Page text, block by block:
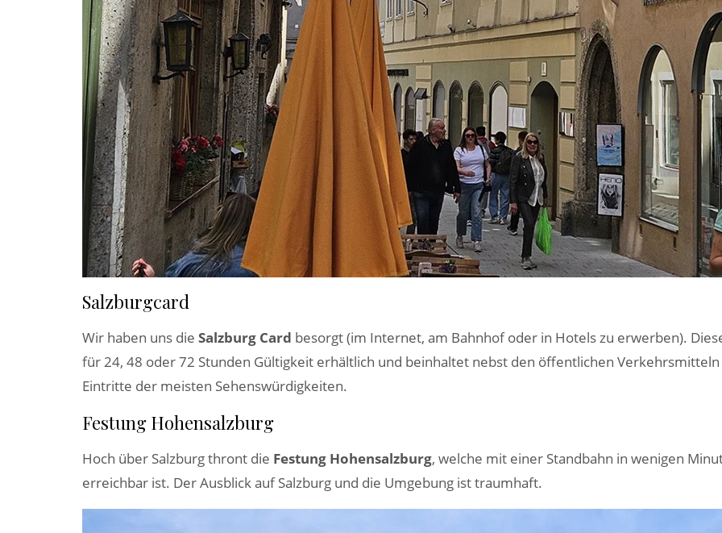
Salzburgcard
Wir haben uns die Salzburg Card besorgt (im Internet, am Bahnhof oder in Hotels zu erwerben).
für 24, 48 oder 72 Stunden Gültigkeit erhältlich und beinhaltet nebst den öffentlichen
Eintritte der meisten Sehenswürdigkeiten.
Festung Hohensalzburg
Hoch über Salzburg thront die Festung Hohensalzburg, welche mit einer Standbahn in wenigen
erreichbar ist. Der Ausblick auf Salzburg und die Umgebung ist traumhaft.